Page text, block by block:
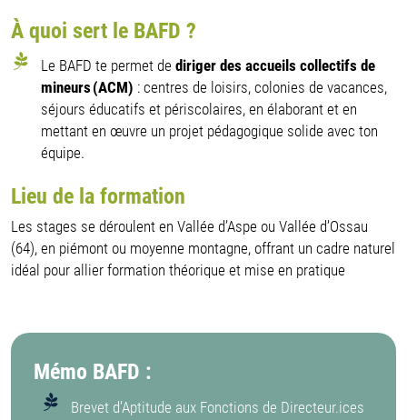
À quoi sert le BAFD ?
Le BAFD te permet de diriger des accueils collectifs de
mineurs (ACM) : centres de loisirs, colonies de vacances,
séjours éducatifs et périscolaires, en élaborant et en
mettant en œuvre un projet pédagogique solide avec ton
équipe.
Lieu de la formation
Les stages se déroulent en Vallée d’Aspe ou Vallée d’Ossau
(64), en piémont ou moyenne montagne, offrant un cadre naturel
idéal pour allier formation théorique et mise en pratique
Mémo BAFD :
Brevet d’Aptitude aux Fonctions de Directeur.ices